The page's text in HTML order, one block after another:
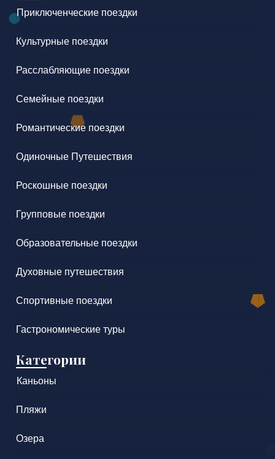
Приключенческие поездки
Культурные поездки
Расслабляющие поездки
Семейные поездки
Романтические поездки
Одиночные Путешествия
Роскошные поездки
Групповые поездки
Образовательные поездки
Духовные путешествия
Спортивные поездки
Гастрономические туры
Категории
Каньоны
Пляжи
Озера